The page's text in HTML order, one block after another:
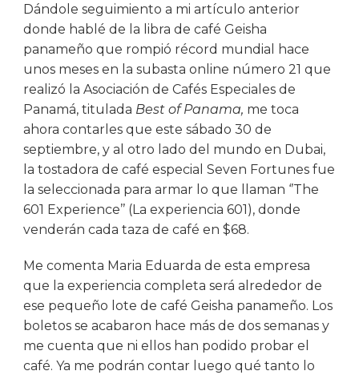
Dándole seguimiento a mi artículo anterior
donde hablé de la libra de café Geisha
panameño que rompió récord mundial hace
unos meses en la subasta online número 21 que
realizó la Asociación de Cafés Especiales de
Panamá, titulada Best of Panama, me toca
ahora contarles que este sábado 30 de
septiembre, y al otro lado del mundo en Dubai,
la tostadora de café especial Seven Fortunes fue
la seleccionada para armar lo que llaman ‘’The
601 Experience’’ (La experiencia 601), donde
venderán cada taza de café en $68.
Me comenta Maria Eduarda de esta empresa
que la experiencia completa será alrededor de
ese pequeño lote de café Geisha panameño. Los
boletos se acabaron hace más de dos semanas y
me cuenta que ni ellos han podido probar el
café. Ya me podrán contar luego qué tanto lo